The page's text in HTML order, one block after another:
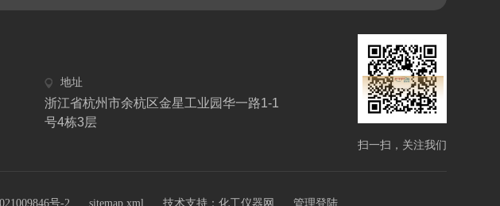
地址
浙江省杭州市余杭区金星工业园华一路1-1
号4栋3层
扫一扫，关注我们
号-2 sitemap.xml 技术支持： 化工仪器网 管理登陆